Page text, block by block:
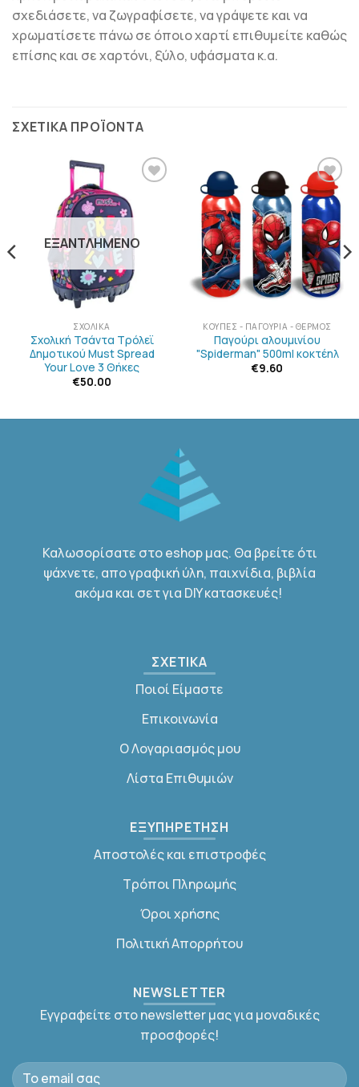
σχεδιάσετε, να ζωγραφίσετε, να γράψετε και να
χρωματίσετε πάνω σε όποιο χαρτί επιθυμείτε καθώς
επίσης και σε χαρτόνι, ξύλο, υφάσματα κ.α.
ΣΧΕΤΙΚΆ ΠΡΟΪΌΝΤΑ
ΠΡΟΣΘΉΚΗ
ΣΤΗΝ
ΛΊΣΤΑ
ΕΠΙΘΥΜΙΏΝ
ΕΞΑΝΤΛΗΜΈΝΟ
ΣΧΟΛΙΚΆ
Σχολική Τσάντα Τρόλεϊ
Δημοτικού Must Spread
Your Love 3 Θήκες
€50.00
ΠΡΟΣΘΉΚΗ
ΣΤΗΝ
ΛΊΣΤΑ
ΕΠΙΘΥΜΙΏΝ
ΚΟΎΠΕΣ - ΠΑΓΟΎΡΙΑ - ΘΕΡΜΌΣ
Παγούρι αλουμινίου
"Spiderman" 500ml κοκτέηλ
€9.60
Καλωσορίσατε στο eshop μας. Θα βρείτε ότι
ψάχνετε, απο γραφική ύλη, παιχνίδια, βιβλία
ακόμα και σετ για DIY κατασκευές!
ΣΧΕΤΙΚΑ
Ποιοί Είμαστε
Επικοινωνία
Ο Λογαριασμός μου
Λίστα Επιθυμιών
ΕΞΥΠΗΡΕΤΗΣΗ
Αποστολές και επιστροφές
Τρόποι Πληρωμής
Όροι χρήσης
Πολιτική Απορρήτου
NEWSLETTER
Εγγραφείτε στο newsletter μας για μοναδικές
προσφορές!